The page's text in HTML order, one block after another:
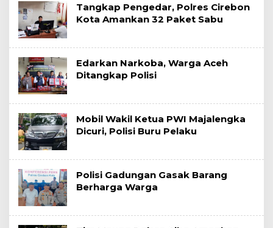
Tangkap Pengedar, Polres Cirebon
Kota Amankan 32 Paket Sabu
Edarkan Narkoba, Warga Aceh
Ditangkap Polisi
Mobil Wakil Ketua PWI Majalengka
Dicuri, Polisi Buru Pelaku
Polisi Gadungan Gasak Barang
Berharga Warga